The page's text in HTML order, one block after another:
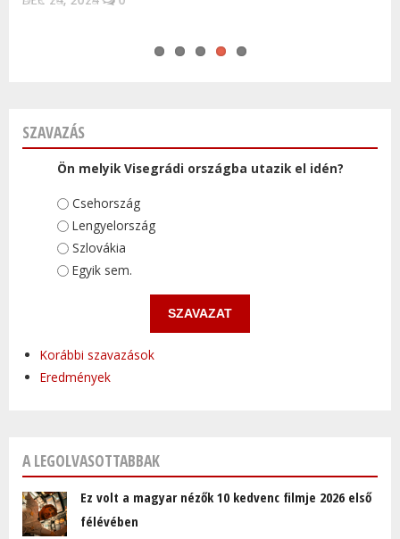
SZAVAZÁS
Ön melyik Visegrádi országba utazik el idén?
Választások
Csehország
Lengyelország
Szlovákia
Egyik sem.
Korábbi szavazások
Eredmények
A LEGOLVASOTTABBAK
Ez volt a magyar nézők 10 kedvenc filmje 2026 első
félévében